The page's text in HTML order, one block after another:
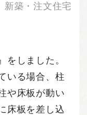
新築・注文住宅
をしました。
いる場合、柱
や床板が動い
床板を差し込